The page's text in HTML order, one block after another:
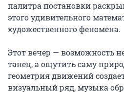
палитра постановки
этого удивительного
художественного феномена.
Этот вечер — возможность
танец, а ощутить саму
геометрия движений
визуальный ряд, музыка